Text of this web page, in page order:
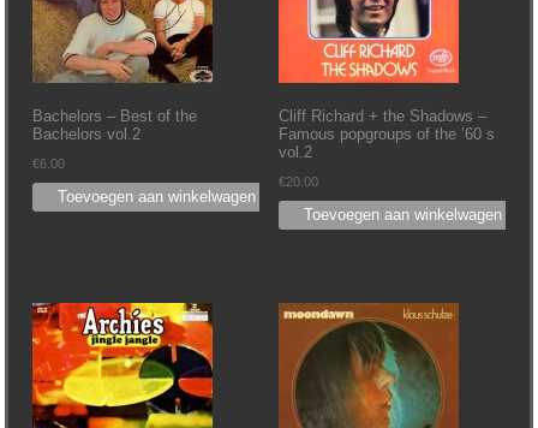
Bachelors – Best of the
Bachelors vol.2
€6.00
Toevoegen aan winkelwagen
Cliff Richard + the Shadows –
Famous popgroups of the ’60 s
vol.2
€20.00
Toevoegen aan winkelwagen